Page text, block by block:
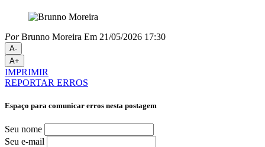
PorBrunno Moreira Em 21/05/2026 17:30
A-
A+
IMPRIMIR
REPORTAR ERROS
Espaço para comunicar erros nesta postagem
Seu nome
Seu e-mail